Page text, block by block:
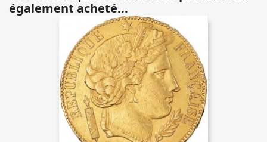
également acheté...